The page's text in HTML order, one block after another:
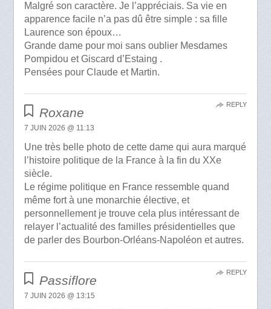
Malgré son caractère. Je l’appréciais. Sa vie en
apparence facile n’a pas dû être simple : sa fille
Laurence son époux…
Grande dame pour moi sans oublier Mesdames
Pompidou et Giscard d’Estaing .
Pensées pour Claude et Martin.
Roxane
7 JUIN 2026 @ 11:13
Une très belle photo de cette dame qui aura marqué
l’histoire politique de la France à la fin du XXe
siècle.
Le régime politique en France ressemble quand
même fort à une monarchie élective, et
personnellement je trouve cela plus intéressant de
relayer l’actualité des familles présidentielles que
de parler des Bourbon-Orléans-Napoléon et autres.
REPLY
Passiflore
7 JUIN 2026 @ 13:15
REPLY